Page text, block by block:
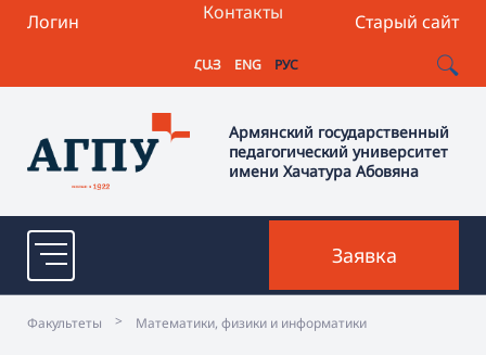
Логин Старый сайт
Контакты
ՀԱՅ ENG РУС
Армянский государственный
педагогический университет
имени Хачатура Абовяна
Заявка
Факультеты > Математики, физики и информатики